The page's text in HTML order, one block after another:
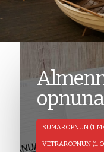
SUMAROPNUN (1.
VETRAROPNUN (1.